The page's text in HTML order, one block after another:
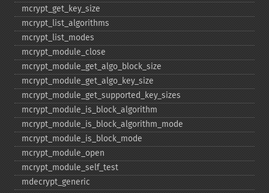
mcrypt_​get_​key_​size
mcrypt_​list_​algorithms
mcrypt_​list_​modes
mcrypt_​module_​close
mcrypt_​module_​get_​algo_​block_​size
mcrypt_​module_​get_​algo_​key_​size
mcrypt_​module_​get_​supported_​key_​sizes
mcrypt_​module_​is_​block_​algorithm
mcrypt_​module_​is_​block_​algorithm_​mode
mcrypt_​module_​is_​block_​mode
mcrypt_​module_​open
mcrypt_​module_​self_​test
mdecrypt_​generic